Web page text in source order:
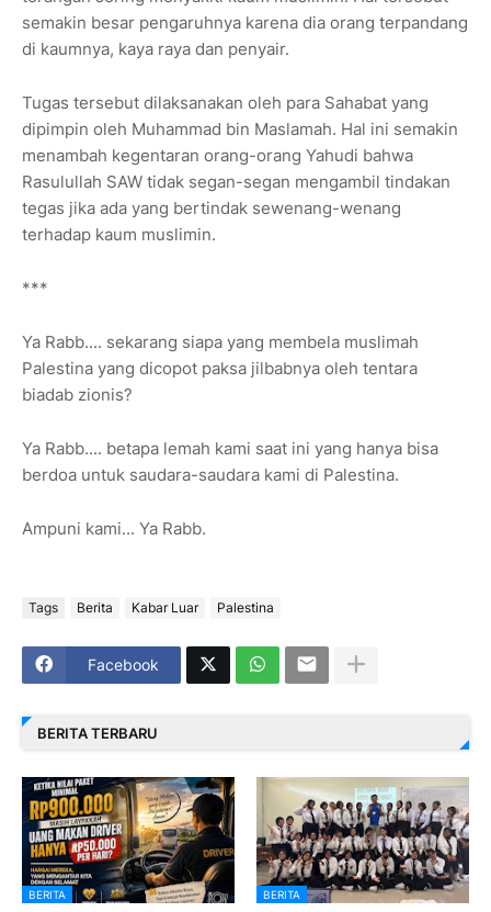
semakin besar pengaruhnya karena dia orang terpandang
di kaumnya, kaya raya dan penyair.
Tugas tersebut dilaksanakan oleh para Sahabat yang
dipimpin oleh Muhammad bin Maslamah. Hal ini semakin
menambah kegentaran orang-orang Yahudi bahwa
Rasulullah SAW tidak segan-segan mengambil tindakan
tegas jika ada yang bertindak sewenang-wenang
terhadap kaum muslimin.
***
Ya Rabb.... sekarang siapa yang membela muslimah
Palestina yang dicopot paksa jilbabnya oleh tentara
biadab zionis?
Ya Rabb.... betapa lemah kami saat ini yang hanya bisa
berdoa untuk saudara-saudara kami di Palestina.
Ampuni kami... Ya Rabb.
Tags Berita Kabar Luar Palestina
Facebook
BERITA TERBARU
BERITA BERITA